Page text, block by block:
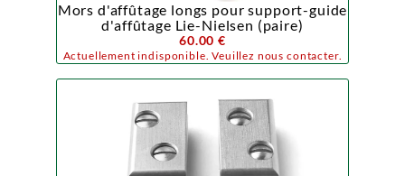
Mors d'affûtage longs pour support-guide
d'affûtage Lie-Nielsen (paire)
60.00 €
Actuellement indisponible. Veuillez nous contacter.